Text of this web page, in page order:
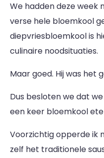
We hadden deze week
verse hele bloemkool
diepvriesbloemkool is
culinaire noodsituaties.
Maar goed. Hij was het
Dus besloten we dat
een keer bloemkool
Voorzichtig opperde ik
zelf het traditionele